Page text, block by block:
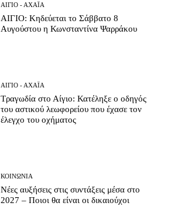
ΑΊΓΙΟ - ΑΧΑΪ́Α
ΑΙΓΙΟ: Κηδεύεται το Σάββατο 8
Αυγούστου η Κωνσταντίνα Ψαρράκου
ΑΊΓΙΟ - ΑΧΑΪ́Α
Τραγωδία στο Αίγιο: Κατέληξε ο οδηγός
του αστικού λεωφορείου που έχασε τον
έλεγχο του οχήματος
ΚΟΙΝΩΝΊΑ
Νέες αυξήσεις στις συντάξεις μέσα στο
2027 – Ποιοι θα είναι οι δικαιούχοι